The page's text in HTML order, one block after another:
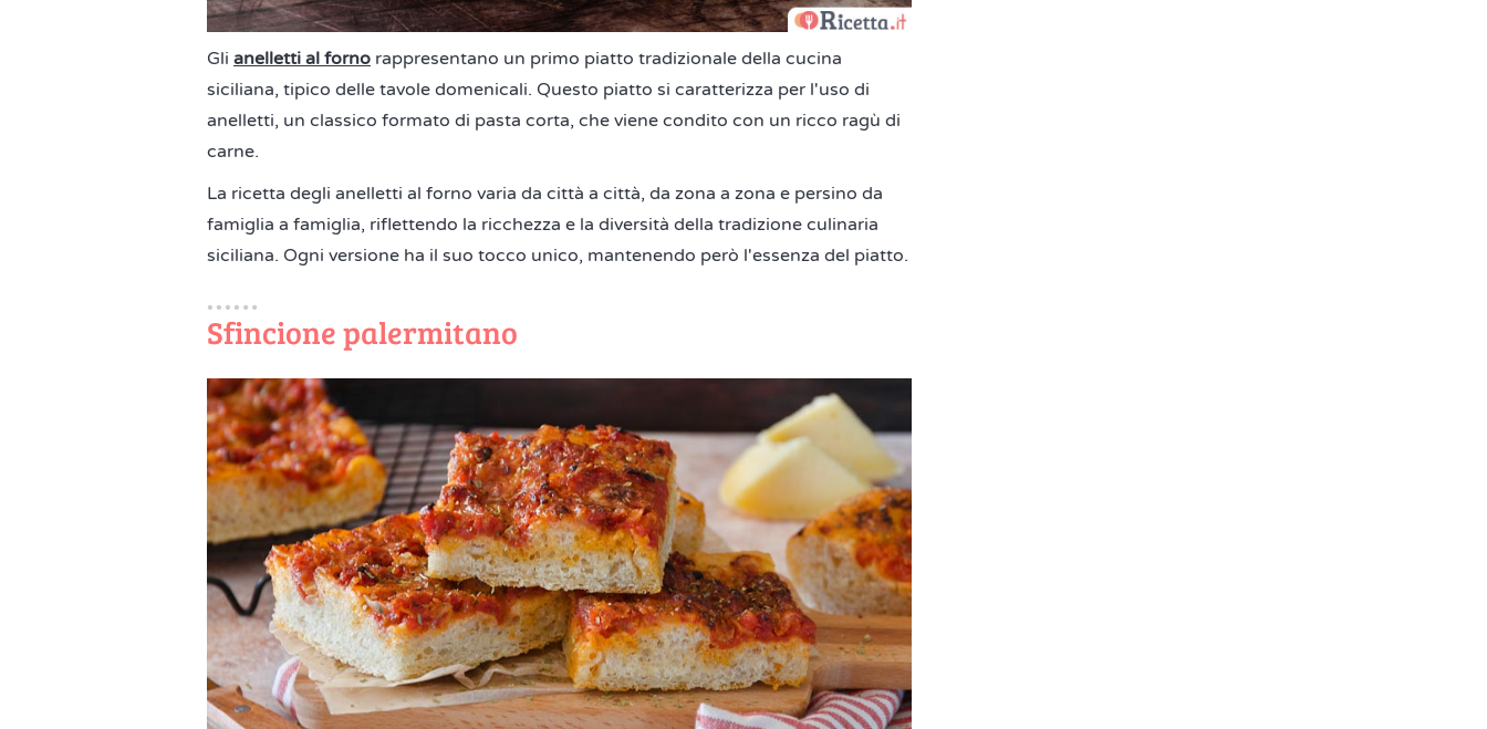
Gli anelletti al forno rappresentano un primo piatto tradizionale della cucina
siciliana, tipico delle tavole domenicali. Questo piatto si caratterizza per l'uso di
anelletti, un classico formato di pasta corta, che viene condito con un ricco ragù di
carne.
La ricetta degli anelletti al forno varia da città a città, da zona a zona e persino da
famiglia a famiglia, riflettendo la ricchezza e la diversità della tradizione culinaria
siciliana. Ogni versione ha il suo tocco unico, mantenendo però l'essenza del piatto.
Sfincione palermitano